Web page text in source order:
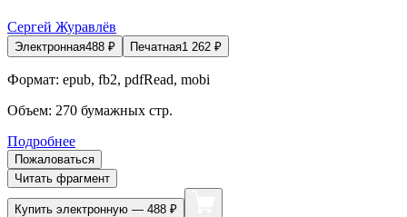
Сергей Журавлёв
Электронная488 ₽ Печатная1 262 ₽
Формат: epub, fb2, pdfRead, mobi
Объем: 270 бумажных стр.
Подробнее
Пожаловаться
Читать фрагмент
Купить электронную — 488 ₽